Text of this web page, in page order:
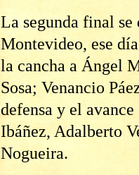
La segunda final
Montevideo, ese
la cancha a Ángel
Sosa; Venancio
defensa y el
Ibáñez, Adalberto
Nogueira.